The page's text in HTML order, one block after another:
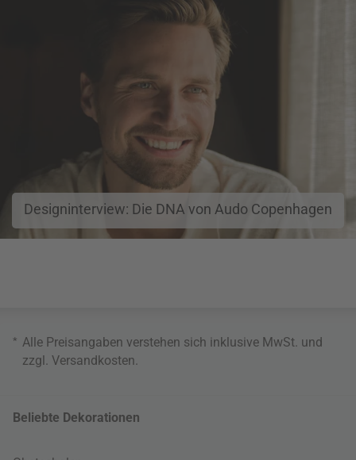
Designinterview: Die DNA von Audo Copenhagen
* Alle Preisangaben verstehen sich inklusive MwSt. und
zzgl. Versandkosten.
Beliebte Dekorationen